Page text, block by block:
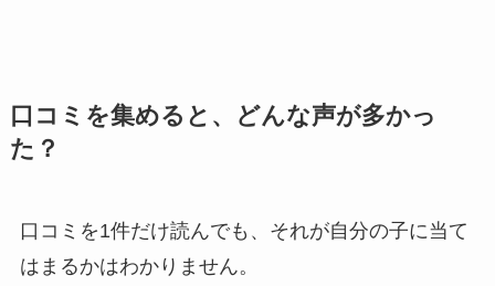
口コミを集めると、どんな声が多かっ
た？
口コミを1件だけ読んでも、それが自分の子に当て
はまるかはわかりません。